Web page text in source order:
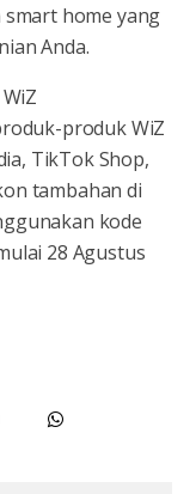
home yang
Anda.
produk WiZ
TikTok Shop,
tambahan di
kode
28 Agustus